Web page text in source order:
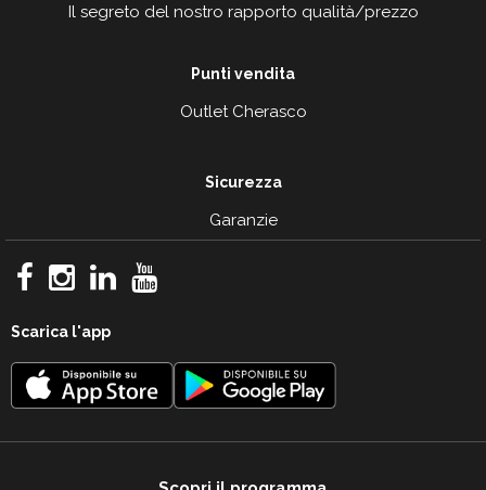
Il segreto del nostro rapporto qualità/prezzo
Punti vendita
Outlet Cherasco
Sicurezza
Garanzie
Scarica l'app